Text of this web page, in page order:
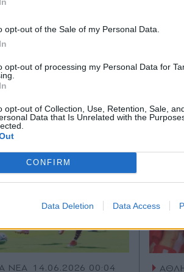
opt-out of the Sale of my Personal Data.
opt-out of processing my Personal Data for
opt-out of Collection, Use, Retention, Sale,
Data that Is Unrelated with the
CONFIRM
Data Deletion Data Access
Ακολουθήστε μας στο
ΝΕΑ 14.06.2026 00:04
Αποδέχομαι τουςόρους